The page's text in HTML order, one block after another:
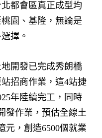
都會區真正成型均
園、基隆，無論是
擇。
開發已完成秀朗橋
招商作業，這4站捷
年陸續完工，同時
發作業，預估全線土
元，創造6500個就業